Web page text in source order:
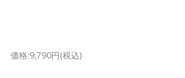
価格:9,790円(税込)